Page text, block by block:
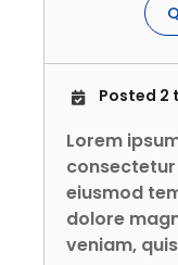
Posted 2
Lorem
eiusmod
dolore
veniam,